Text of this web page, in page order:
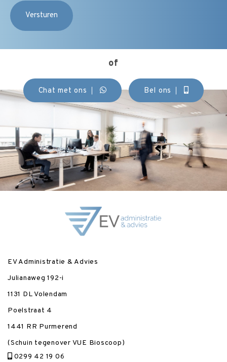
of
Chat met ons Bel ons
EV Administratie & Advies
Julianaweg 192-i
1131 DL Volendam
Poelstraat 4
1441 RR Purmerend
(Schuin tegenover VUE Bioscoop)
0299 42 19 06